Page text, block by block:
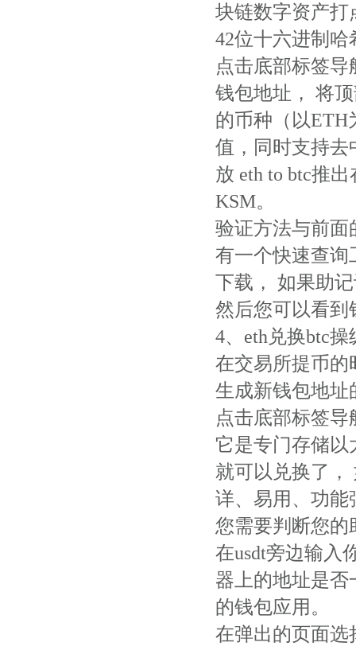
块链数字资产打
42位十六进制哈
点击底部标签
钱包地址， 将
的币种（以ETH
值，同时支持去
放 eth to btc推
KSM。
验证方法与前面
有一个快速查询
下载， 如果助
然后您可以看到
4、eth兑换btc
在交易所提币的
生成新钱包地址
点击底部标签导
它是专门存储以
就可以兑换了，
详、易用、功能
您需要判断您的
在usdt旁边输入
器上的地址是否
的钱包应用。
在弹出的页面选